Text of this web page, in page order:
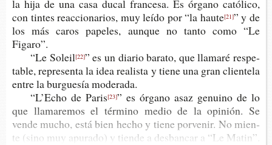
la hija de una casa ducal fran­ce­sa. Es órgano cató­li­co,
con tin­tes reac­cio­na­rios, muy leído por “la haute[21]” y de
los más caros pape­les, aun­que no tanto como “Le
Figaro”.
“Le Soleil[22]” es un dia­rio bara­to, que lla­ma­ré res­pe­
ta­ble, repre­sen­ta la idea rea­lis­ta y tiene una gran clien­te­la
entre la bur­gue­sía moderada.
“L’Echo de Paris[23]” es órgano asaz genuino de lo
que lla­ma­re­mos el tér­mino medio de la opi­nión. Se
vende mucho, está bien hecho y tiene por­ve­nir. No mien­
te (sino muy apu­ra­do) y tien­de a des­ban­car a “Le Matin”.